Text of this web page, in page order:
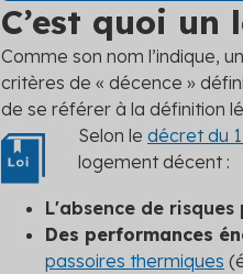
C’est quoi un
Comme son nom l’indique,
critères de « décence »
de se référer à la définition
Selon le décret du
logement décent :
L'absence de
Des performances
passoires thermiques